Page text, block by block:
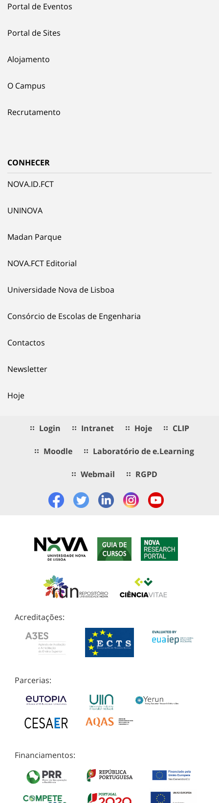
Portal de Eventos
Portal de Sites
Alojamento
O Campus
Recrutamento
CONHECER
NOVA.ID.FCT
UNINOVA
Madan Parque
NOVA.FCT Editorial
Universidade Nova de Lisboa
Consórcio de Escolas de Engenharia
Contactos
Newsletter
Hoje
Login Intranet Hoje CLIP
Moodle Laboratório de e.Learning
Webmail RGPD
Acreditações:
Parcerias:
Financiamentos: